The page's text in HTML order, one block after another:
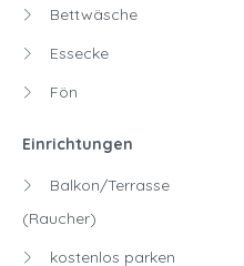
Bettwäsche
Essecke
Fön
Einrichtungen
Balkon/Terrasse
(Raucher)
kostenlos parken